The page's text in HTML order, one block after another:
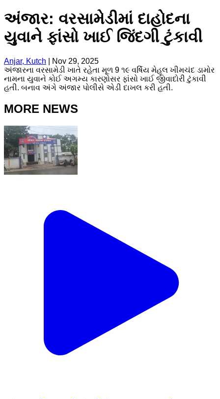
અંજાર: વરસામેડીમાં દાહોદના
યુવાને ફાંસો ખાઈ જિંદગી ટુંકાવી
Anjar, Kutch
Nov 29, 2025
અંજારના વરસામેડી ખાતે રહેતા મૂળ 9 ૧૯ વર્ષિય મેહૂલ ખીમચંદ ડામોર
નામના યુવાને કોઈ અગમ્ય કારણોસર ફાંસો ખાઈ જીવાદોરી ટુંકાવી
હતી. બનાવ અંગે અંજાર પોલીસે એડી દાખલ કરી હતી.
MORE NEWS